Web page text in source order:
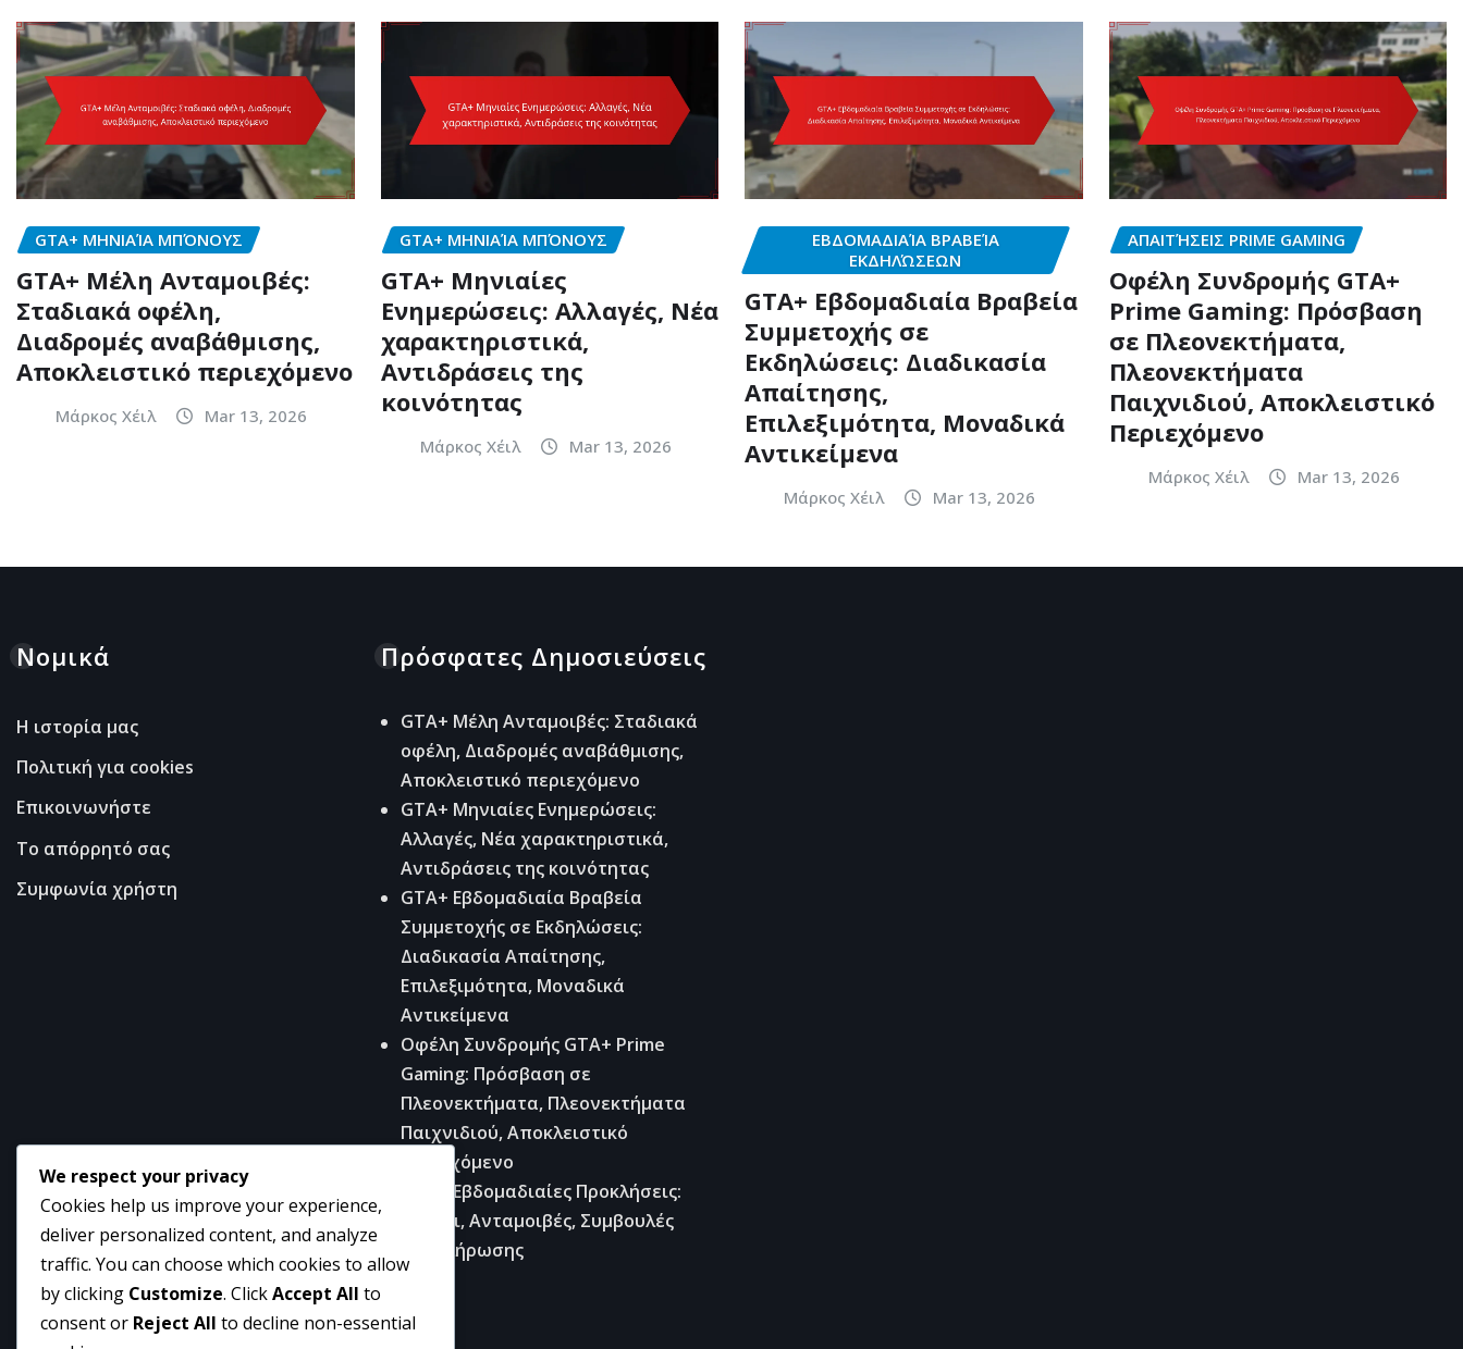
GTA+ ΜΗΝΙΑΊΑ ΜΠΌΝΟΥΣ
GTA+ Μέλη Ανταμοιβές:
Σταδιακά οφέλη,
Διαδρομές αναβάθμισης,
Αποκλειστικό περιεχόμενο
Μάρκος Χέιλ Mar 13, 2026
GTA+ ΜΗΝΙΑΊΑ ΜΠΌΝΟΥΣ
GTA+ Μηνιαίες
Ενημερώσεις: Αλλαγές, Νέα
χαρακτηριστικά,
Αντιδράσεις της
κοινότητας
Μάρκος Χέιλ Mar 13, 2026
ΕΒΔΟΜΑΔΙΑΊΑ ΒΡΑΒΕΊΑ
ΕΚΔΗΛΏΣΕΩΝ
GTA+ Εβδομαδιαία Βραβεία
Συμμετοχής σε
Εκδηλώσεις: Διαδικασία
Απαίτησης,
Επιλεξιμότητα, Μοναδικά
Αντικείμενα
Μάρκος Χέιλ Mar 13, 2026
ΑΠΑΙΤΉΣΕΙΣ PRIME GAMING
Οφέλη Συνδρομής GTA+
Prime Gaming: Πρόσβαση
σε Πλεονεκτήματα,
Πλεονεκτήματα
Παιχνιδιού, Αποκλειστικό
Περιεχόμενο
Μάρκος Χέιλ Mar 13, 2026
Νομικά
Η ιστορία μας
Πολιτική για cookies
Επικοινωνήστε
Το απόρρητό σας
Συμφωνία χρήστη
Πρόσφατες Δημοσιεύσεις
GTA+ Μέλη Ανταμοιβές: Σταδιακά
οφέλη, Διαδρομές αναβάθμισης,
Αποκλειστικό περιεχόμενο
GTA+ Μηνιαίες Ενημερώσεις:
Αλλαγές, Νέα χαρακτηριστικά,
Αντιδράσεις της κοινότητας
GTA+ Εβδομαδιαία Βραβεία
Συμμετοχής σε Εκδηλώσεις:
Διαδικασία Απαίτησης,
Επιλεξιμότητα, Μοναδικά
Αντικείμενα
Οφέλη Συνδρομής GTA+ Prime
Gaming: Πρόσβαση σε
Πλεονεκτήματα, Πλεονεκτήματα
Παιχνιδιού, Αποκλειστικό
Περιεχόμενο
GTA+ Εβδομαδιαίες Προκλήσεις:
Στόχοι, Ανταμοιβές, Συμβουλές
Ολοκλήρωσης
We respect your privacy
Cookies help us improve your experience,
deliver personalized content, and analyze
traffic. You can choose which cookies to allow
by clicking Customize. ClickAccept All to
consent or Reject All to decline non-essential